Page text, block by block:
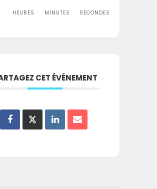
HEURES MINUTES SECONDES
CET ÉVÉNEMENT